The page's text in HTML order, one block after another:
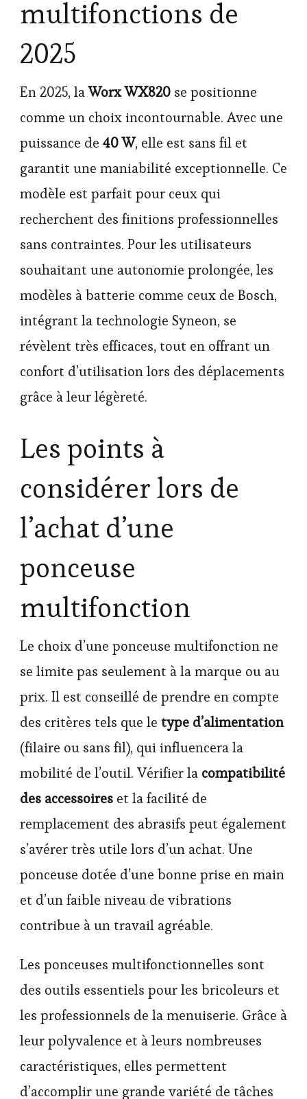
multifonctions de
2025
En 2025, laWorx WX820 se positionne
comme un choix incontournable. Avec une
puissance de 40 W, elle est sans fil et
garantit une maniabilité exceptionnelle. Ce
modèle est parfait pour ceux qui
recherchent des finitions professionnelles
sans contraintes. Pour les utilisateurs
souhaitant une autonomie prolongée, les
modèles à batterie comme ceux de Bosch,
intégrant la technologie Syneon, se
révèlent très efficaces, tout en offrant un
confort d’utilisation lors des déplacements
grâce à leur légèreté.
Les points à
considérer lors de
l’achat d’une
ponceuse
multifonction
Le choix d’une ponceuse multifonction ne
se limite pas seulement à la marque ou au
prix. Il est conseillé de prendre en compte
des critères tels que le type d’alimentation
(filaire ou sans fil), qui influencera la
mobilité de l’outil. Vérifier la compatibilité
des accessoires et la facilité de
remplacement des abrasifs peut également
s’avérer très utile lors d’un achat. Une
ponceuse dotée d’une bonne prise en main
et d’un faible niveau de vibrations
contribue à un travail agréable.
Les ponceuses multifonctionnelles sont
des outils essentiels pour les bricoleurs et
les professionnels de la menuiserie. Grâce à
leur polyvalence et à leurs nombreuses
caractéristiques, elles permettent
d’accomplir une grande variété de tâches